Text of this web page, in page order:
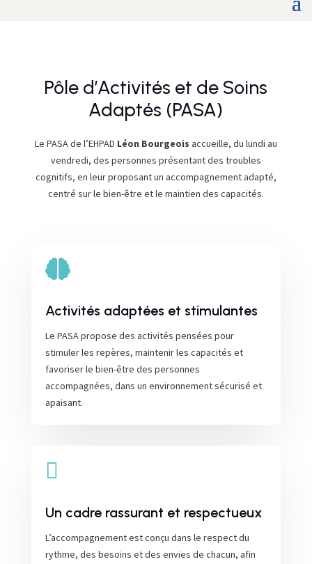
Pôle d’Activités et de Soins
Adaptés (PASA)
Le PASA de l’EHPAD Léon Bourgeois accueille, du lundi au
vendredi, des personnes présentant des troubles
cognitifs, en leur proposant un accompagnement adapté,
centré sur le bien-être et le maintien des capacités.

Activités adaptées et stimulantes
Le PASA propose des activités pensées pour
stimuler les repères, maintenir les capacités et
favoriser le bien-être des personnes
accompagnées, dans un environnement sécurisé et
apaisant.

Un cadre rassurant et respectueux
L’accompagnement est conçu dans le respect du
rythme, des besoins et des envies de chacun, afin